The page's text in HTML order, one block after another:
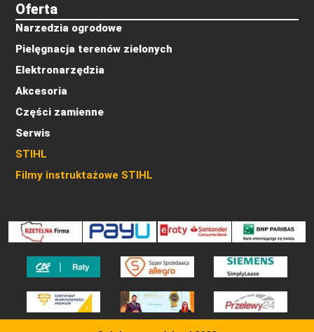
Oferta
Narzedzia ogrodowe
Pielęgnacja terenów zielonych
Elektronarzędzia
Akcesoria
Części zamienne
Serwis
STIHL
Filmy instruktażowe STIHL